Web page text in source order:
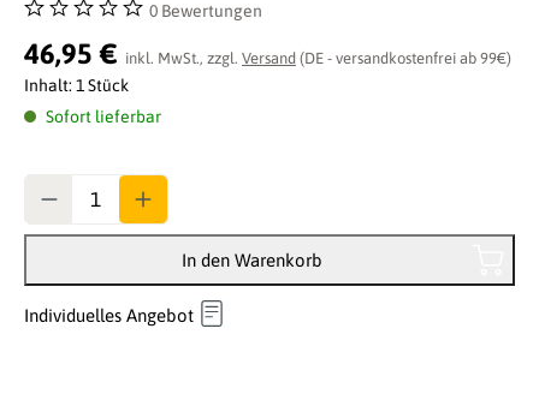
Durchschnittliche Bewertung von 0 von 5 Sternen
0 Bewertungen
46,95 € inkl. MwSt., zzgl. Versand (DE - versandkostenfrei ab 99€)
Inhalt: 1 Stück
Sofort lieferbar
In den Warenkorb
Individuelles Angebot